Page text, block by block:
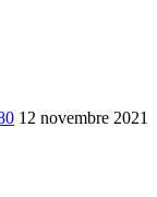
12 novembre 2021